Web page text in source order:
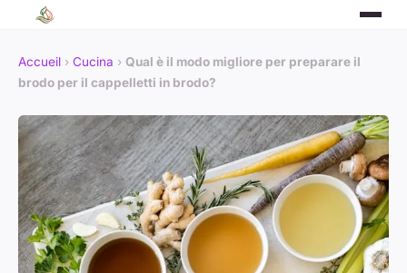
Accueil › Cucina › Qual è il modo migliore per preparare il
brodo per il cappelletti in brodo?